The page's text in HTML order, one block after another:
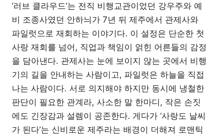
‘러브 클라우드’는 전직 비행교관이었던 강우주와 예
비 조종사였던 안하늬가 7년 뒤 제주에서 관제사와
파일럿으로 재회하는 이야기다. 이 설정은 단순한 첫
사랑 재회를 넘어, 직업과 책임이 얽힌 어른들의 감정
을 담아낸다. 관제사는 눈에 보이지 않는 곳에서 비행
기의 길을 안내하는 사람이고, 파일럿은 하늘을 직접
나는 사람이다. 서로 의지해야 하지만 동시에 냉철한
판단이 필요한 관계라, 사소한 말 한마디, 작은 손짓
에도 긴장감과 설렘이 공존한다. 게다가 ‘사랑도 날씨
가 된다’는 신비로운 제주라는 배경이 더해져 로맨틱